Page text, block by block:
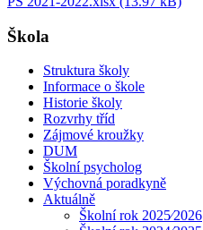
Škola
Struktura školy
Informace o škole
Historie školy
Rozvrhy tříd
Zájmové kroužky
DUM
Školní psycholog
Výchovná poradkyně
Aktuálně
Školní rok 2025⁄2026